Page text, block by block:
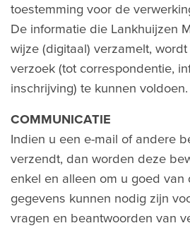
toestemming voor de
De informatie die Lankhuijzen
wijze (digitaal) verzamelt,
verzoek (tot correspondentie,
inschrijving) te kunnen voldoen.
COMMUNICATIE
Indien u een e-mail of andere
verzendt, dan worden deze
enkel en alleen om u goed van
gegevens kunnen nodig zijn
vragen en beantwoorden van